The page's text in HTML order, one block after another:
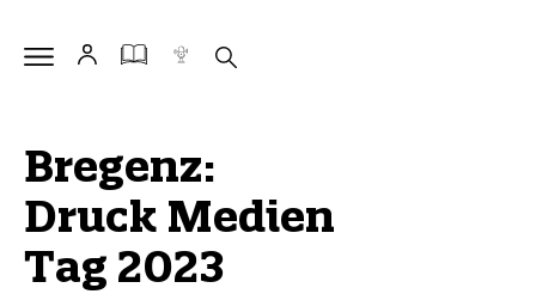
Bregenz:
Druck Medien
Tag 2023